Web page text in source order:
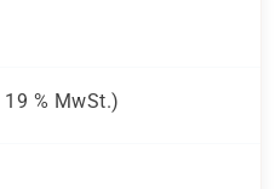
19 % MwSt.)